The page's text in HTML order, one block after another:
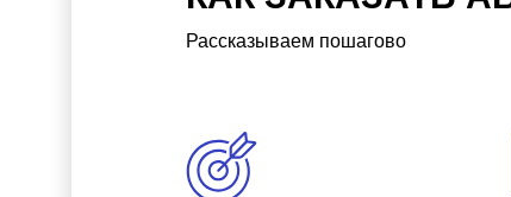
Рассказываем пошагово